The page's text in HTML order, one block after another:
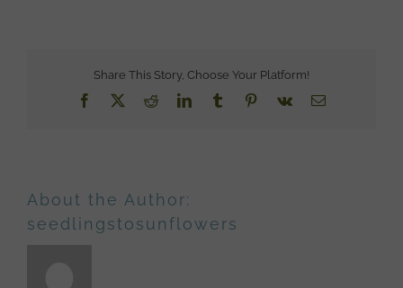
Share This Story, Choose Your Platform!
Facebook RedditLinkedIn
TumblrPinterest
Vk Email
About the Author:
seedlingstosunflowers